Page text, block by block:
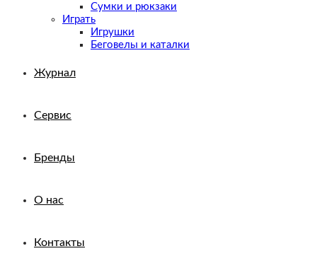
Сумки и рюкзаки
Играть
Игрушки
Беговелы и каталки
Журнал
Сервис
Бренды
О нас
Контакты